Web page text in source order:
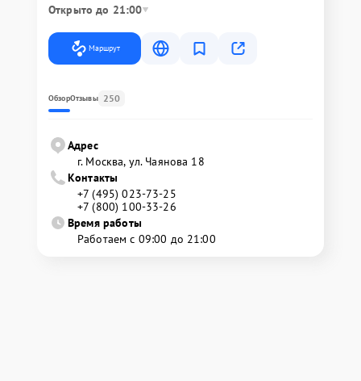
Открыто до 21:00
Маршрут
ОбзорОтзывы 250
Адрес
г. Москва, ул. Чаянова 18
Контакты
+7 (495) 023-73-25
+7 (800) 100-33-26
Время работы
Работаем с 09:00 до 21:00